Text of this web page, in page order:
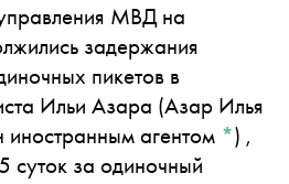
МВД на
задержания
пикетов в
Ильи Азара (Азар Илья
иностранным агентом *) ,
суток за одиночный